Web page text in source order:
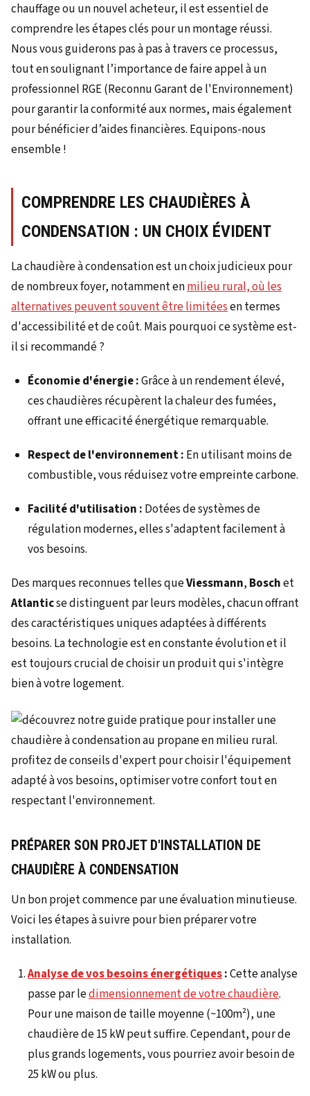
chauffage ou un nouvel acheteur, il est essentiel de
comprendre les étapes clés pour un montage réussi.
Nous vous guiderons pas à pas à travers ce processus,
tout en soulignant l’importance de faire appel à un
professionnel RGE (Reconnu Garant de l'Environnement)
pour garantir la conformité aux normes, mais également
pour bénéficier d’aides financières. Equipons-nous
ensemble !
COMPRENDRE LES CHAUDIÈRES À
CONDENSATION : UN CHOIX ÉVIDENT
La chaudière à condensation est un choix judicieux pour
de nombreux foyer, notamment enmilieu rural, où les
alternatives peuvent souvent être limitéesen termes
d'accessibilité et de coût. Mais pourquoi ce système est-
il si recommandé ?
Économie d'énergie :Grâce à un rendement élevé,
ces chaudières récupèrent la chaleur des fumées,
offrant une efficacité énergétique remarquable.
Respect de l'environnement : En utilisant moins de
combustible, vous réduisez votre empreinte carbone.
Facilité d'utilisation : Dotées de systèmes de
régulation modernes, elles s'adaptent facilement à
vos besoins.
Des marques reconnues telles queViessmann, Boschet
Atlanticse distinguent par leurs modèles, chacun offrant
des caractéristiques uniques adaptées à différents
besoins. La technologie est en constante évolution et il
est toujours crucial de choisir un produit qui s'intègre
bien à votre logement.
PRÉPARER SON PROJET D'INSTALLATION DE
CHAUDIÈRE À CONDENSATION
Un bon projet commence par une évaluation minutieuse.
Voici les étapes à suivre pour bien préparer votre
installation.
Analyse de vos besoins énergétiques:Cette analyse
passe par ledimensionnement de votre chaudière.
Pour une maison de taille moyenne (~100m²), une
chaudière de 15 kW peut suffire. Cependant, pour de
plus grands logements, vous pourriez avoir besoin de
25 kW ou plus.